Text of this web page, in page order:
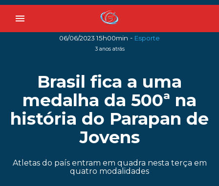
menu
06/06/2023 15h00min - Esporte
3 anos atrás
Brasil fica a uma
medalha da 500ª na
história do Parapan de
Jovens
Atletas do país entram em quadra nesta terça em
quatro modalidades